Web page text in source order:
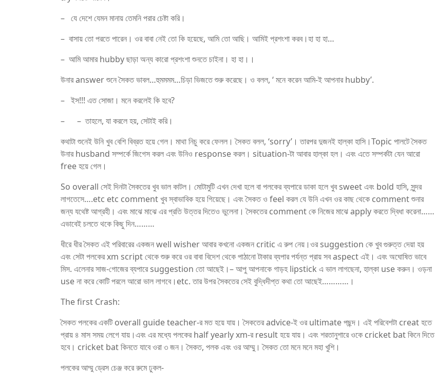
– যে দেশে যেমন মানায় তেমনি পরার চেষ্টা করি।
– বাসায় তো পরতে পারেন। ওর বাবা নেই তো কি হয়েছে, আমি তো আছি। আমিই প্রশংশা করব।হা হা হা…
– আমি আমার hubby ছাড়া অন্য কারো প্রশংশা শুনতে চাইনা। হা হা।।
উনার answer শুনে সৈকত ভাবল…হুমমমম…চিড়া ভিজতে শুরু করেছে। ও বলল, ‘ মনে করেন আমি-ই আপনার hubby’.
– ইস!!! এত সোজা। মনে করলেই কি হবে?
– – তাহলে, যা করলে হয়, সেটাই করি।
কথাটা শুনেই উনি খুব বেশি বিব্রত হয়ে গেল। মাথা নিচু করে ফেলল। সৈকত বলল, ‘sorry’। তারপর দুজনই হাল্কা হাসি।Topic পালটে সৈকত
উনার husband সম্পর্কে জিগেস করল এবং উনিও response করল। situation-টা আবার হাল্কা হল। এবং এতে সম্পর্কটা যেন আরো
free হয়ে গেল।
So overall সেই দিনটা সৈকতের খুব ভাল কাটল। মোটামুটি এখন দেখা হলে বা পলকের ব্যপারে ডাকা হলে খুব sweet এবং bold হাসি, সুন্দর
লাগতেসে….etc etc comment খুব স্বাভাবিক হয়ে গিয়েছে। এবং সৈকত ও feel করল যে উনি এখন ওর কাছ থেকে comment শুনার
জন্য যথেষ্ট আগ্রহী। এবং মাঝে মাঝে এর প্রতি উত্তর দিতেও ভুলেনা। সৈকতের comment কে নিজের মাঝে apply করতে দ্বিধা করেনা……
এভাবেই চলতে থকে কিছু দিন………
ধীরে ধীর সৈকত এই পরিবারের একজন well wisher আবার কখনো একজন critic এ রুপ নেয়।ওর suggestion কে খুব গুরুত্ত দেয়া হয়
এবং সেটা পলকের xm script থেকে শুরু করে ওর বাবা বিদেশ থেকে পাঠানো টাকার ব্যপার পর্যন্ত প্রায় সব aspect এই। এবং অঘোষিত ভাবে
মিস. এলেনার সাজ-গোজের ব্যপারে suggestion তো আছেই।– আপু আপনাকে গাড়হ lipstick এ ভাল লাগছেনা, হাল্কা use করুন। ওড়না
use না করে কোটি পরলে আরো ভাল লাগবে।etc. তার উপর সৈকতের সেই বুদ্ধিদীপ্ত কথা তো আছেই…………।
The first Crash:
সৈকত পলকের একটি overall guide teacher-র মত হয়ে যায়। সৈকতের advice-ই ওর ultimate পছন্দ। এই পরিবেশটা creat হতে
প্রায় ৪ মাস সময় লেগে যায়।এবং এর মধ্যে পলকের half yearly xm-র result হয়ে যায়। এবং শরতানুশারে ওকে cricket bat কিনে দিতে
হবে। cricket bat কিনতে যাবে ওরা ৩ জন। সৈকত, পলক এবং ওর আম্মু। সৈকত তো মনে মনে মহা খুশি।
পলকের আম্মু ড্রেস চেঞ্জ করে রুমে ঢুকল-